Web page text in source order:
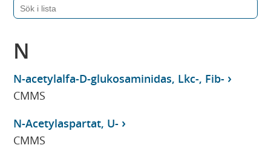
N
N-acetylalfa-D-glukosaminidas, Lkc-, Fib-
CMMS
N-Acetylaspartat, U-
CMMS